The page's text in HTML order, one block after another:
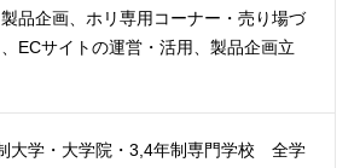
品企画、ホリ専用コーナー・売り場づ
、ECサイトの運営・活用、製品企画立
大学・大学院・3,4年制専門学校 全学